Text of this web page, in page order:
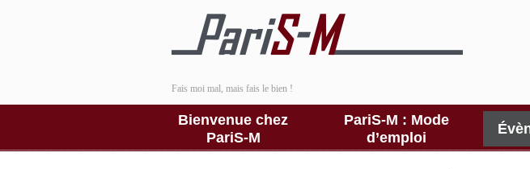
Fais moi mal, mais fais le bien !
Bienvenue chez
PariS-M
PariS-M : Mode
d’emploi